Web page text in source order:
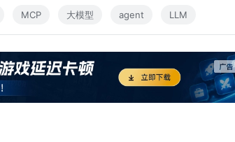
库，重构电子商务数据的 Jupyter 笔记本并将其转
MCP 大模型 agent LLM